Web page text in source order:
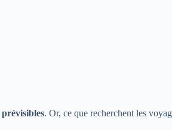
prévisibles. Or, ce que recherchent les